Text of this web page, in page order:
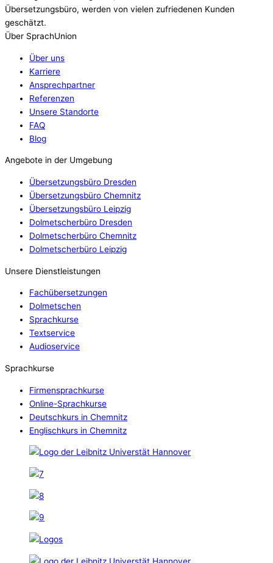
Übersetzungsbüro, werden von vielen zufriedenen Kunden
geschätzt.
Über SprachUnion
Über uns
Karriere
Ansprechpartner
Referenzen
Unsere Standorte
FAQ
Blog
Angebote in der Umgebung
Übersetzungsbüro Dresden
Übersetzungsbüro Chemnitz
Übersetzungsbüro Leipzig
Dolmetscherbüro Dresden
Dolmetscherbüro Chemnitz
Dolmetscherbüro Leipzig
Unsere Dienstleistungen
Fachübersetzungen
Dolmetschen
Sprachkurse
Textservice
Audioservice
Sprachkurse
Firmensprachkurse
Online-Sprachkurse
Deutschkurs in Chemnitz
Englischkurs in Chemnitz